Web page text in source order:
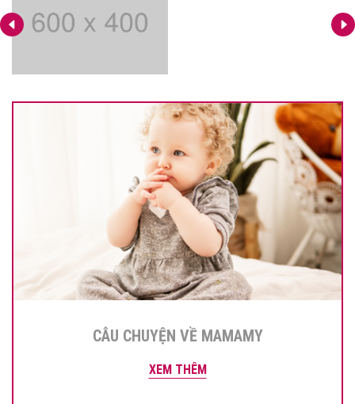
CÂU CHUYỆN VỀ MAMAMY
XEM THÊM